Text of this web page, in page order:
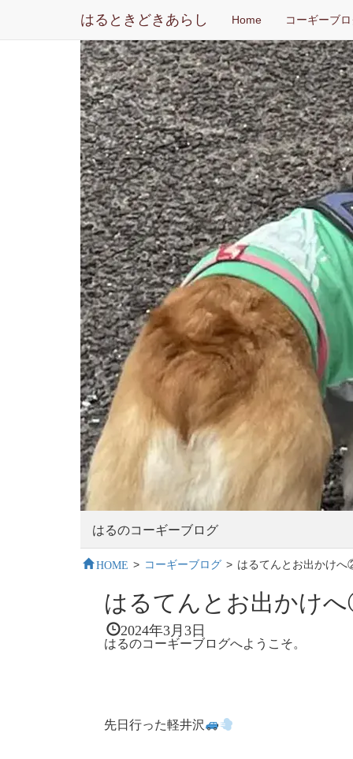
はるときどきあらし Home コーギーブ
はるのコーギーブログ
HOME > コーギーブログ > はるてんとお出かけ
はるてんとお出かけ
2024年3月3日
はるのコーギーブログへようこそ。
先日行った軽井沢